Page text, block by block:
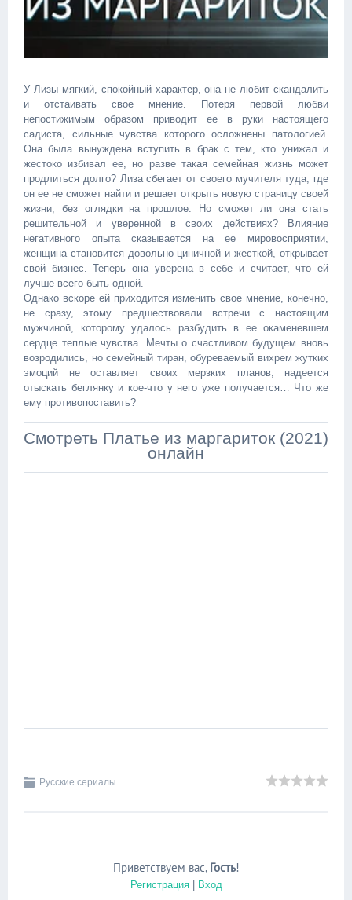
У Лизы мягкий, спокойный характер, она не любит скандалить
и отстаивать свое мнение. Потеря первой любви
непостижимым образом приводит ее в руки настоящего
садиста, сильные чувства которого осложнены патологией.
Она была вынуждена вступить в брак с тем, кто унижал и
жестоко избивал ее, но разве такая семейная жизнь может
продлиться долго? Лиза сбегает от своего мучителя туда, где
он ее не сможет найти и решает открыть новую страницу своей
жизни, без оглядки на прошлое. Но сможет ли она стать
решительной и уверенной в своих действиях? Влияние
негативного опыта сказывается на ее мировосприятии,
женщина становится довольно циничной и жесткой, открывает
свой бизнес. Теперь она уверена в себе и считает, что ей
лучше всего быть одной.
Однако вскоре ей приходится изменить свое мнение, конечно,
не сразу, этому предшествовали встречи с настоящим
мужчиной, которому удалось разбудить в ее окаменевшем
сердце теплые чувства. Мечты о счастливом будущем вновь
возродились, но семейный тиран, обуреваемый вихрем жутких
эмоций не оставляет своих мерзких планов, надеется
отыскать беглянку и кое-что у него уже получается… Что же
ему противопоставить?
Смотреть Платье из маргариток (2021)
онлайн
Русские сериалы
Приветствуем вас, Гость!
Регистрация| Вход